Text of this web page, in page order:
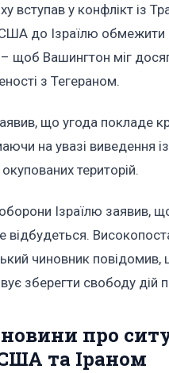
вступав у конфлікт із
до Ізраїлю обмежити
– щоб Вашингтон міг
з Тегераном.
що угода покладе
на увазі виведення
окупованих територій.
оборони Ізраїлю заявив,
відбудеться.
чиновник повідомив,
зберегти свободу дій
про
та Іраном